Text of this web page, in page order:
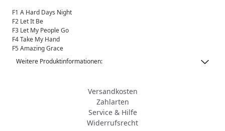
F1 A Hard Days Night
F2 Let It Be
F3 Let My People Go
F4 Take My Hand
F5 Amazing Grace
Weitere Produktinformationen:
Versandkosten
Zahlarten
Service & Hilfe
Widerrufsrecht